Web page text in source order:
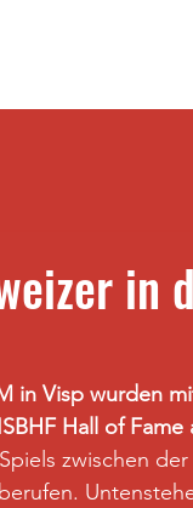
in
in Visp wurden
Hall of
zwischen